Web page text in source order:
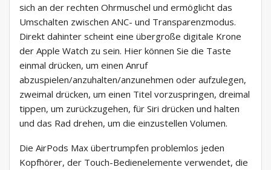
sich an der rechten Ohrmuschel und ermöglicht das
Umschalten zwischen ANC- und Transparenzmodus.
Direkt dahinter scheint eine übergroße digitale Krone
der Apple Watch zu sein. Hier können Sie die Taste
einmal drücken, um einen Anruf
abzuspielen/anzuhalten/anzunehmen oder aufzulegen,
zweimal drücken, um einen Titel vorzuspringen, dreimal
tippen, um zurückzugehen, für Siri drücken und halten
und das Rad drehen, um die einzustellen Volumen.
Die AirPods Max übertrumpfen problemlos jeden
Kopfhörer, der Touch-Bedienelemente verwendet, die